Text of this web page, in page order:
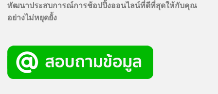
พัฒนาประสบการณ์การช้อปปิ้งออนไลน์ที่ดีที่สุดให้กับคุณ
อย่างไม่หยุดยั้ง